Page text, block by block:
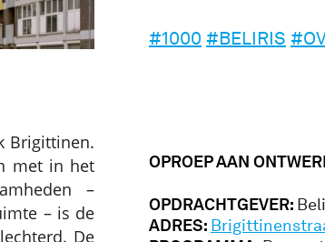
#1000 #BELIRIS
Brigittinen.
met in het
–
– is de
De
OPROEP AAN
OPDRACHTGEVER:
ADRES: